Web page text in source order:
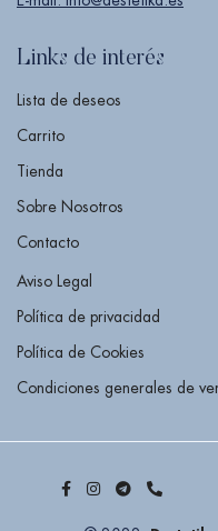
Links de interés
Lista de deseos
Carrito
Tienda
Sobre Nosotros
Contacto
Aviso Legal
Política de privacidad
Política de Cookies
Condiciones generales de